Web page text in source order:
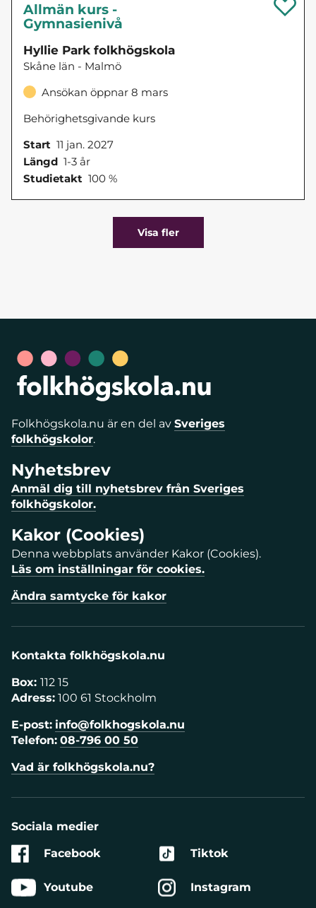
Allmän kurs -
Gymnasienivå
Hyllie Park folkhögskola
Skåne län - Malmö
Ansökan öppnar 8 mars
Behörighetsgivande kurs
Start 11 jan. 2027
Längd 1-3 år
Studietakt 100 %
Visa fler
Folkhögskola.nu är en del av Sveriges
folkhögskolor.
Nyhetsbrev
Anmäl dig till nyhetsbrev från Sveriges
folkhögskolor.
Kakor (Cookies)
Denna webbplats använder Kakor (Cookies).
Läs om inställningar för cookies.
Ändra samtycke för kakor
Kontakta folkhögskola.nu
Box: 112 15
Adress: 100 61 Stockholm
E-post: info@folkhogskola.nu
Telefon: 08-796 00 50
Vad är folkhögskola.nu?
Sociala medier
Facebook
Youtube
Tiktok
Instagram